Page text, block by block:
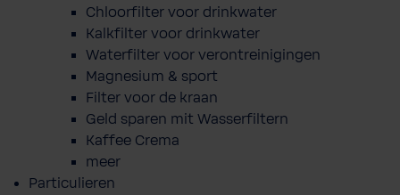
Chloorfilter voor drinkwater
Kalkfilter voor drinkwater
Waterfilter voor verontreinigingen
Magnesium & sport
Filter voor de kraan
Geld sparen mit Wasserfiltern
Kaffee Crema
meer
Particulieren